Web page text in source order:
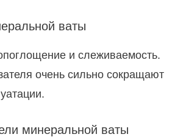
ваты
и слеживаемость.
очень сильно сокращают
минеральной ваты